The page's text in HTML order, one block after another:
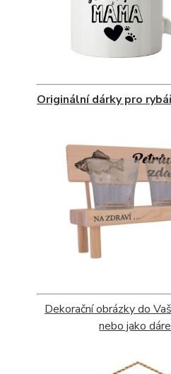
Originální dárky pro
Dekorační obrázky do
nebo jako